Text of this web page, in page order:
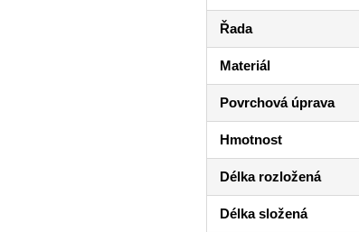
Řada
Materiál
Povrchová úprava
Hmotnost
Délka rozložená
Délka složená